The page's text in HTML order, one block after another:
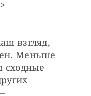
взгляд,
Меньше
сходные